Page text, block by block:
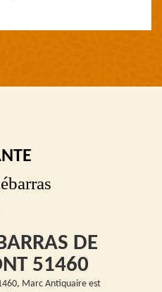
DE
51460
Marc Antiquaire est